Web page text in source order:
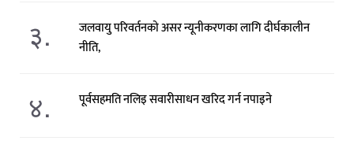
३.
जलवायु परिवर्तनको असर न्यूनीकरणका लागि दीर्घकालीन
नीति,
४. पूर्वसहमति नलिइ सवारीसाधन खरिद गर्न नपाइने